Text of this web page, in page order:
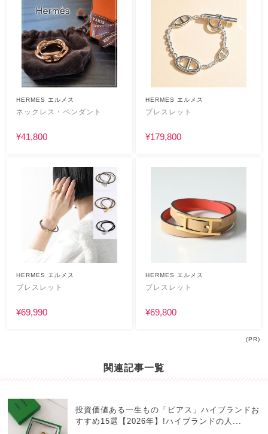
HERMES エルメス
ネックレス・ペンダント
¥41,800
HERMES エルメス
ブレスレット
¥179,800
HERMES エルメス
ブレスレット
¥69,990
HERMES エルメス
ブレスレット
¥69,800
(PR)
関連記事一覧
投資価値ある一生もの「ピアス」ハイブランドお
すすめ15選【2026年】!ハイブランドの人...